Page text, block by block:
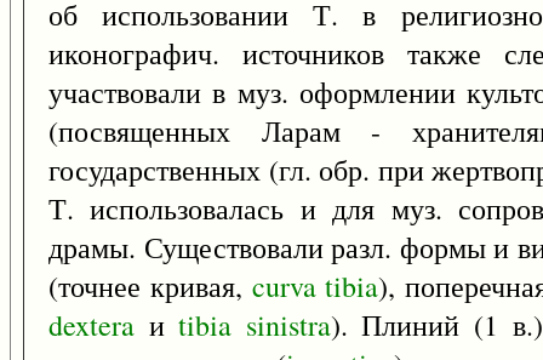
об использовании Т. в
иконографич. источников также
участвовали в муз. оформлении
(посвященных Ларам -
государственных (гл. обр. при
Т. использовалась и для муз.
драмы. Существовали разл. формы и
(точнее кривая, curva tibia),
dextera иtibia sinistra). Плиний (1